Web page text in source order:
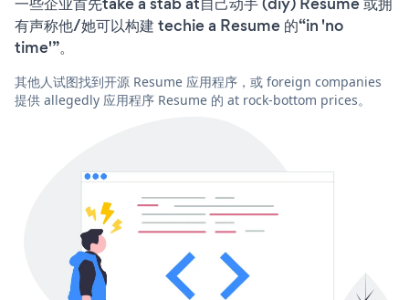
有声称他/她可以构建 techie a Resume 的“in 'no
time'”。
其他人试图找到开源 Resume 应用程序，或 foreign companies
提供 allegedly 应用程序 Resume 的 at rock-bottom prices。